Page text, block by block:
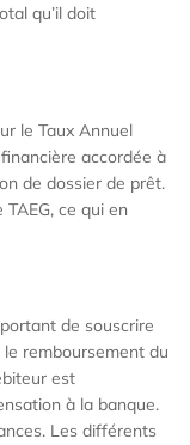
qu’il doit
le Taux Annuel
accordée à
de dossier de prêt.
ce qui en
de souscrire
remboursement du
est
à la banque.
Les différents